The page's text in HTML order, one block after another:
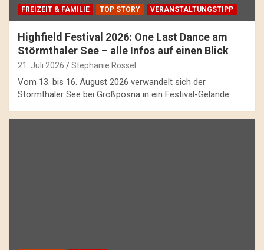
FREIZEIT & FAMILIE TOP STORY VERANSTALTUNGSTIPP
Highfield Festival 2026: One Last Dance am
Störmthaler See – alle Infos auf einen Blick
21. Juli 2026 Stephanie Rössel
Vom 13. bis 16. August 2026 verwandelt sich der
Störmthaler See bei Großpösna in ein Festival-Gelände.